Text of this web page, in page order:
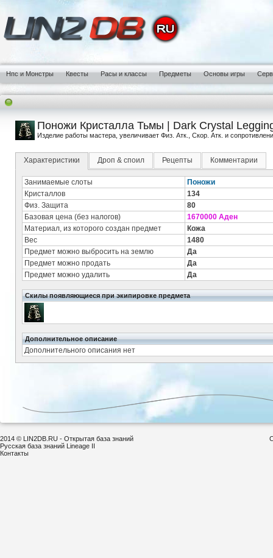
Нпс и Монстры Квесты Расы и классы Предметы Основы игры
Поножи Кристалла Тьмы | Dark Crystal
Изделие работы мастера, увеличивает Физ. Атк., Скор. Атк. и
Характеристики Дроп & споил Рецепты Комментарии
Занимаемые слоты
Поножи
Кристаллов
134
Физ. Защита
80
Базовая цена (без налогов)
1670000 Аден
Материал, из которого создан предмет
Кожа
Вес
1480
Предмет можно выбросить на землю
Да
Предмет можно продать
Да
Предмет можно удалить
Да
Скилы появляющиеся при экипировке предмета
Дополнительное описание
Дополнительного описания нет
2014 © LIN2DB.RU - Открытая база знаний
Русская база знаний Lineage II
Контакты